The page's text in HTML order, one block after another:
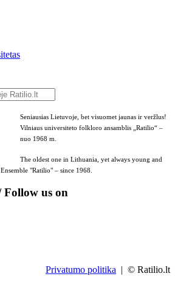
Seniausias Lietuvoje, bet visuomet jaunas ir veržlus!
Vilniaus universiteto folkloro ansamblis „Ratilio“ –
nuo 1968 m.
The oldest one in Lithuania, yet always young and
"Ratilio" – since 1968.
Follow us on
Privatumo politika | © Ratilio.lt